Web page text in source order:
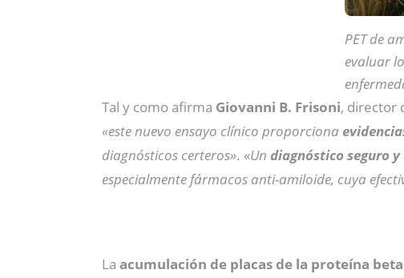
PET de
evaluar
Tal y como afirma Giovanni B. Frisoni, director
«este nuevo ensayo clínico proporciona
diagnósticos certeros». «Un diagnóstico seguro
especialmente fármacos anti-amiloide, cuya
La acumulación de placas de la proteína